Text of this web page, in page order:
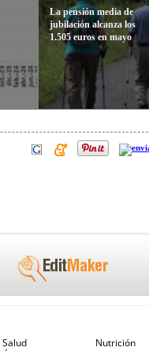
La pensión media de
jubilación alcanza los
1.505 euros en mayo
Salud
Nutrición